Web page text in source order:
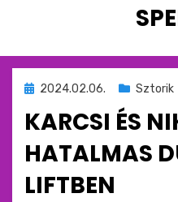
:
Beküldve
2024.02.06. Sztorik
KARCSI ÉS
HATALMAS
LIFTBEN